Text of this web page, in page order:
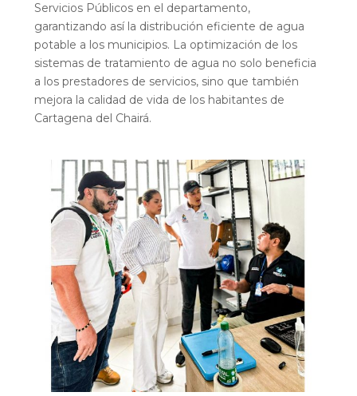
Servicios Públicos en el departamento,
garantizando así la distribución eficiente de agua
potable a los municipios. La optimización de los
sistemas de tratamiento de agua no solo beneficia
a los prestadores de servicios, sino que también
mejora la calidad de vida de los habitantes de
Cartagena del Chairá.